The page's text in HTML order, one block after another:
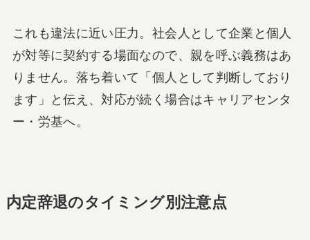
これも違法に近い圧力。社会人として企業と個人
が対等に契約する場面なので、親を呼ぶ義務はあ
りません。落ち着いて「個人として判断しており
ます」と伝え、対応が続く場合はキャリアセンタ
ー・労基へ。
内定辞退のタイミング別注意点